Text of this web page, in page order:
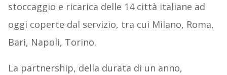
stoccaggio e ricarica delle 14 città italiane ad
oggi coperte dal servizio, tra cui Milano, Roma,
Bari, Napoli, Torino.
La partnership, della durata di un anno,